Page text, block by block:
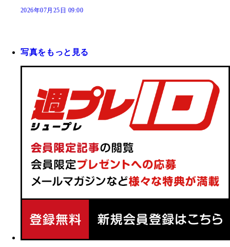
2026年07月25日 09:00
写真をもっと見る